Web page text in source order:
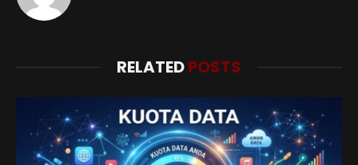
RELATEDPOSTS